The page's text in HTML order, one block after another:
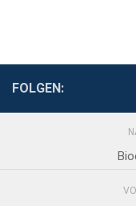
FOLGEN: